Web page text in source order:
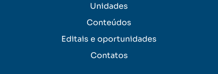
Unidades
Conteúdos
Editais e oportunidades
Contatos